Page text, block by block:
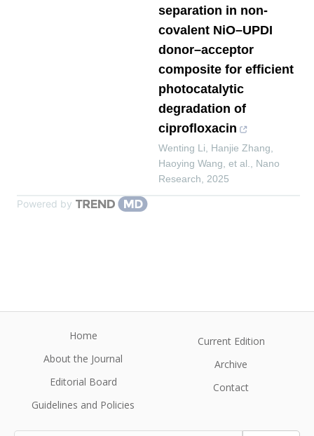
separation in non-
covalent NiO–UPDI
donor–acceptor
composite for efficient
photocatalytic
degradation of
ciprofloxacin
Wenting Li, Hanjie Zhang,
Haoying Wang, et al.
Nano
Research
2025
Powered by
Home
About the Journal
Editorial Board
Guidelines and Policies
Current Edition
Archive
Contact